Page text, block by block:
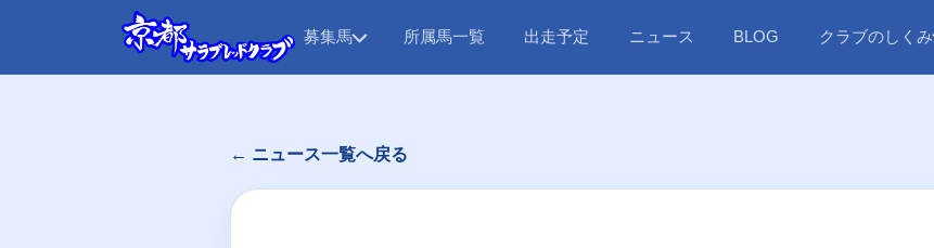
募集馬 所属馬一覧 出走予定 ニュース BLOG クラブのしくみ
← ニュース一覧へ戻る